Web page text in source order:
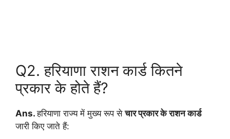
Q2. हरियाणा राशन कार्ड कितने
प्रकार के होते हैं?
Ans.हरियाणा राज्य में मुख्य रूप सेचार प्रकार के राशन कार्ड
जारी किए जाते हैं: